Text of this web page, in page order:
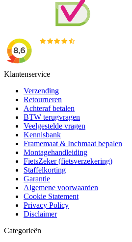
Klantenservice
Verzending
Retourneren
Achteraf betalen
BTW terugvragen
Veelgestelde vragen
Kennisbank
Framemaat & Inchmaat bepalen
Montagehandleiding
FietsZeker (fietsverzekering)
Staffelkorting
Garantie
Algemene voorwaarden
Cookie Statement
Privacy Policy
Disclaimer
Categorieën